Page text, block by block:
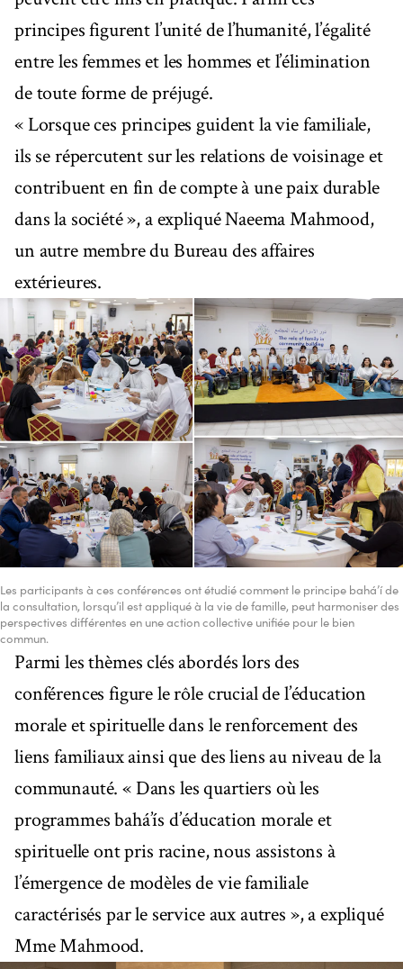
principes figurent l’unité de l’humanité, l’égalité
entre les femmes et les hommes et l’élimination
de toute forme de préjugé.
« Lorsque ces principes guident la vie familiale,
ils se répercutent sur les relations de voisinage et
contribuent en fin de compte à une paix durable
dans la société », a expliqué Naeema Mahmood,
un autre membre du Bureau des affaires
extérieures.
Les participants à ces conférences ont étudié comment le principe bahá’í de
la consultation, lorsqu’il est appliqué à la vie de famille, peut harmoniser des
perspectives différentes en une action collective unifiée pour le bien
commun.
Parmi les thèmes clés abordés lors des
conférences figure le rôle crucial de l’éducation
morale et spirituelle dans le renforcement des
liens familiaux ainsi que des liens au niveau de la
communauté. « Dans les quartiers où les
programmes bahá’ís d’éducation morale et
spirituelle ont pris racine, nous assistons à
l’émergence de modèles de vie familiale
caractérisés par le service aux autres », a expliqué
Mme Mahmood.